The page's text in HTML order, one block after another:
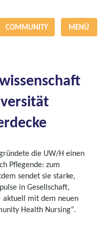
COMMUNITY MENÜ
die UW/H einen
Pflegende: zum
sendet sie starke,
in Gesellschaft,
aktuell mit dem neuen
Health Nursing“.